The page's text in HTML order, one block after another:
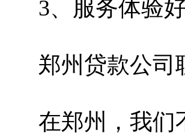
3、服务体验
郑州贷款公司
在郑州，我们